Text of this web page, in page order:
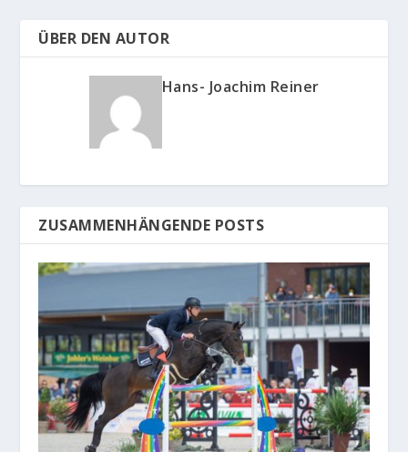
ÜBER DEN AUTOR
Hans- Joachim Reiner
ZUSAMMENHÄNGENDE POSTS